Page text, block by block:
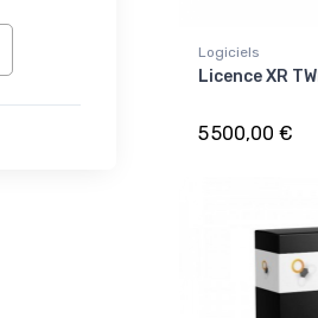
Logiciels
Licence XR
5 500,00 €